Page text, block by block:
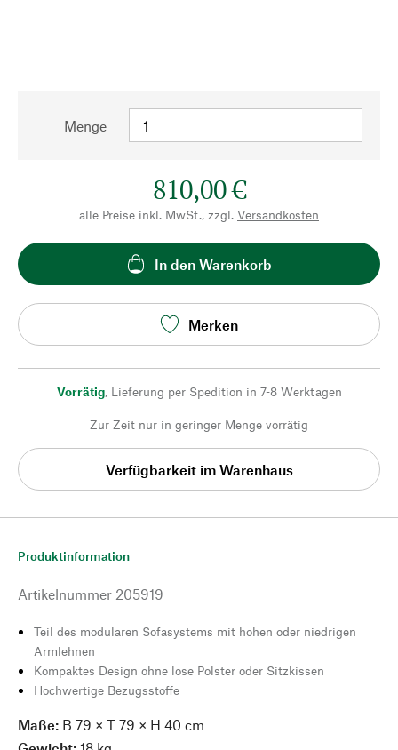
Menge
810,00 €
alle Preise inkl. MwSt., zzgl. Versandkosten
In den Warenkorb
Merken
Vorrätig, Lieferung per Spedition in 7-8 Werktagen
Zur Zeit nur in geringer Menge vorrätig
Verfügbarkeit im Warenhaus
Produktinformation
Artikelnummer 205919
Teil des modularen Sofasystems mit hohen oder niedrigen
Armlehnen
Kompaktes Design ohne lose Polster oder Sitzkissen
Hochwertige Bezugsstoffe
Maße: B 79 × T 79 × H 40 cm